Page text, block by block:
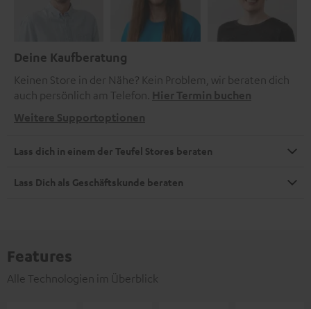
Deine Kaufberatung
Keinen Store in der Nähe? Kein Problem, wir beraten dich
auch persönlich am Telefon. Hier Termin buchen
Weitere Supportoptionen
Lass dich in einem der Teufel Stores beraten
Lass Dich als Geschäftskunde beraten
Features
Alle Technologien im Überblick